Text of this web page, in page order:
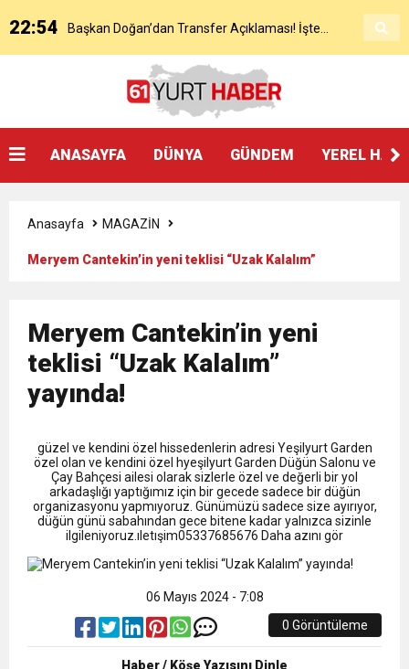
KAP’a Bildirdi
22:54 Başkan Doğan’dan Transfer Açıklaması! İşte
Mohamed Salah’ın Trabzon’da İlk Sözleri!
Bildirdi
20:05 Trabzonspor Muhammed Salah Transferini
9:50 MGD’DEN ANITKABİR’E ANLAMLI ZİYARET
18:59 Trabzonspor Mitongo Transferini KAP’a Bildirdi
22:58 Trabzonspor, Salah Transferinin Maliyetini
ANASAYFA DÜNYA GÜNDEM YEREL
Anasayfa MAGAZİN
Meryem Cantekin’in yeni teklisi “Uzak Kalalım”
Meryem Cantekin’in yeni
teklisi “Uzak Kalalım”
yayında!
güzel ve kendini özel hissedenlerin adresi Yeşilyurt Garden
özel olan ve kendini özel hyeşilyurt Garden Düğün Salonu ve
Çay Bahçesi ailesi olarak sizlerle özel ve değerli bir yol
arkadaşlığı yaptığımız için bir gecede sadece bir düğün
organizasyonu yapmıyoruz. Günümüzü sadece size ayırıyor,
düğün günü sabahından gece bitene kadar yalnızca sizinle
ilgileniyoruz.ıletışim05337685676 Daha azını gör
06 Mayıs 2024 - 7:08
0 Görüntüleme
Haber / Köşe Yazısını Dinle